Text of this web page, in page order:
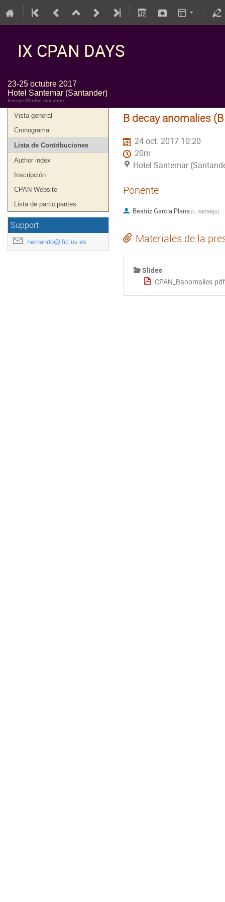
IX CPAN DAYS
23-25 octubre 2017
Hotel Santemar (Santander)
Europe/Madrid timezone
Vista general
Cronograma
Lista de Contribuciones
Author index
Inscripción
CPAN Website
Lista de participantes
Support
hernando@ific.uv.es
B decay anomalies
24 oct. 2017 10:20
20m
Hotel Santemar
Ponente
Beatriz Garcia Plana(U. Santiago)
Materiales de la
Slides
CPAN_Banomalies.pdf